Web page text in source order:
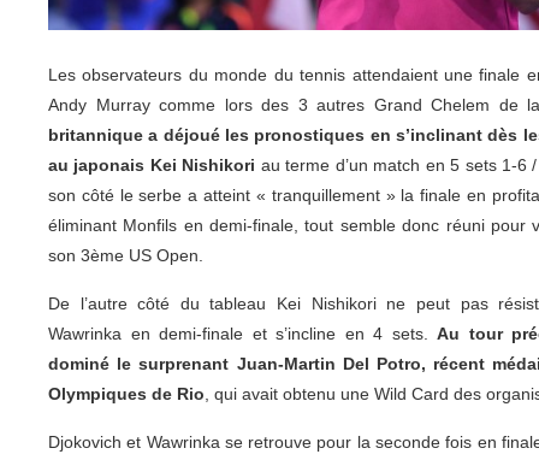
Les observateurs du monde du tennis attendaient une finale
Andy Murray comme lors des 3 autres Grand Chelem de
britannique a déjoué les pronostiques en s’inclinant dès
au japonais Kei Nishikori au terme d’un match en 5 sets 1-6
son côté le serbe a atteint « tranquillement » la finale en
éliminant Monfils en demi-finale, tout semble donc réuni pour
son 3ème US Open.
De l’autre côté du tableau Kei Nishikori ne peut pas
Wawrinka en demi-finale et s’incline en 4 sets. Au tour
dominé le surprenant Juan-Martin Del Potro, récent
Olympiques de Rio , qui avait obtenu une Wild Card des
Djokovich et Wawrinka se retrouve pour la seconde fois en